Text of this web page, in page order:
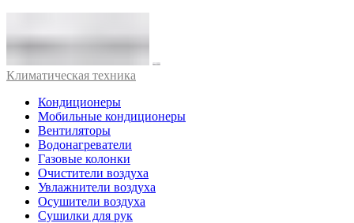
Климатическая техника
Кондиционеры
Мобильные кондиционеры
Вентиляторы
Водонагреватели
Газовые колонки
Очистители воздуха
Увлажнители воздуха
Осушители воздуха
Сушилки для рук